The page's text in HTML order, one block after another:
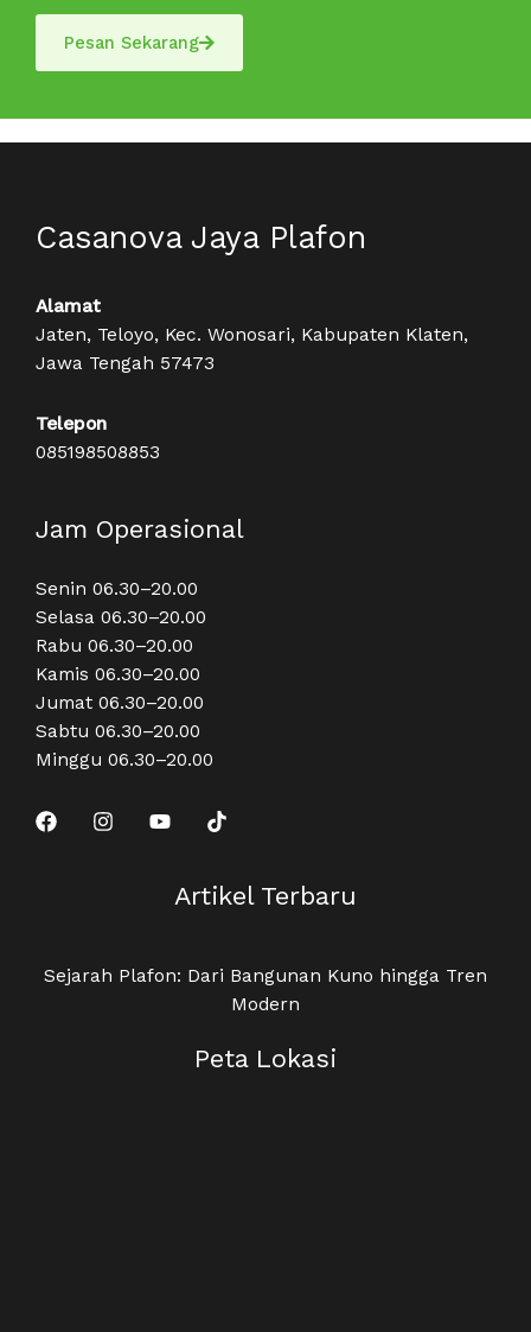
Pesan Sekarang
Casanova Jaya Plafon
Alamat
Jaten, Teloyo, Kec. Wonosari, Kabupaten Klaten,
Jawa Tengah 57473
Telepon
085198508853
Jam Operasional
Senin 06.30–20.00
Selasa 06.30–20.00
Rabu 06.30–20.00
Kamis 06.30–20.00
Jumat 06.30–20.00
Sabtu 06.30–20.00
Minggu 06.30–20.00
Artikel Terbaru
Sejarah Plafon: Dari Bangunan Kuno hingga Tren
Modern
Peta Lokasi